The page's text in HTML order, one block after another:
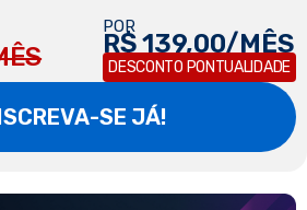
POR
R$ 139,00/MÊS
DESCONTO PONTUALIDADE
SE JÁ!